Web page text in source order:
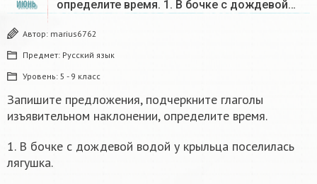
ИЮНЬ определите время. 1. В бочке с дождевой…
Автор: marius6762
Предмет: Русский язык
Уровень: 5 - 9 класс
Запишите предложения, подчеркните глаголы
изъявительном наклонении, определите время.
1. В бочке с дождевой водой у крыльца поселилась
лягушка.